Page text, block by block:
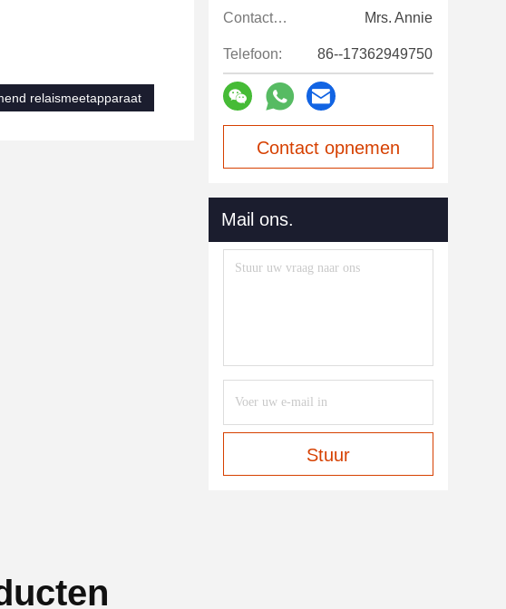
relaismeetapparaat
Contactpersonen: Mrs. Annie
Telefoon: 86--17362949750
Contact opnemen
Mail ons.
Stuur